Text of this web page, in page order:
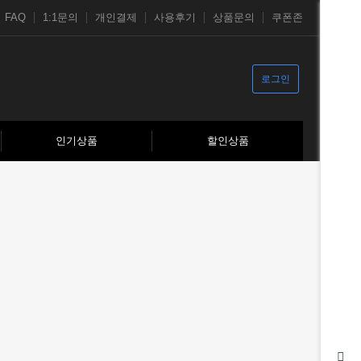
FAQ 1:1문의 개인결제 사용후기 상품문의 쿠폰존
로그인
인기상품 할인상품